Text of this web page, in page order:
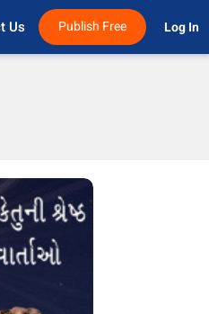
Us Publish Free Log In